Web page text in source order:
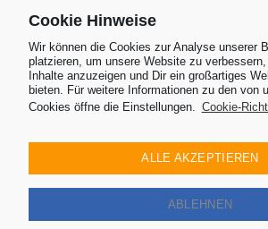
Entdecke Brunei: Dein exotischer
Ranking: Die besten und
Asien 2024
Welche Reisezeit ist die beste für
in Asien
Entdecke Chiang Mai eine Perle
ihren Tempel,
Cookie Hinweise
Wir können die Cookies zur Analyse unserer
platzieren, um unsere Website zu
Inhalte anzuzeigen und Dir ein großartiges
bieten. Für weitere Informationen zu den von
Cookies öffne die Einstellungen. Cookie-
ALLE AKZEPTIEREN
ABLEHNEN